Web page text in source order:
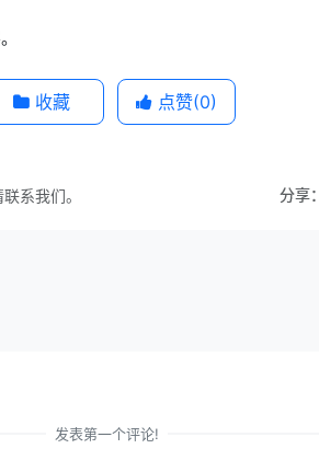
收藏 点赞(0)
系我们。 分享：
发表第一个评论!